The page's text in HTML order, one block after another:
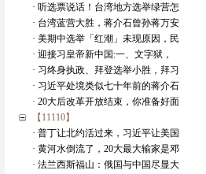
· 听选票说话！台湾地方选举绿营怎
· 台湾蓝营大胜，蒋介石曾孙蒋万安
· 美期中选举「红潮」未现原因，民
· 迎接习皇帝新中国:一、文字狱，
· 习终身执政、拜登选举小胜，拜习
· 习近平处境类似七十年前的蒋介石
· 20大后改革开放结束，你准备好面
【11110】
· 普丁让北约活过来，习近平让美国
· 黄河水倒流了，20大最大输家是邓
· 法兰西斯福山：俄国与中国尽显大